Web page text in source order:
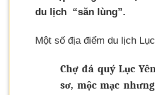
du lịch “săn lùng”.
Một số địa điểm du lịch
Chợ đá quý Lục
sơ, mộc mạc